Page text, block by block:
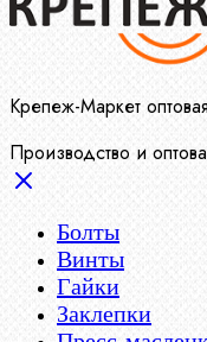
Крепеж-Маркет
Производство и
Болты
Винты
Гайки
Заклепки